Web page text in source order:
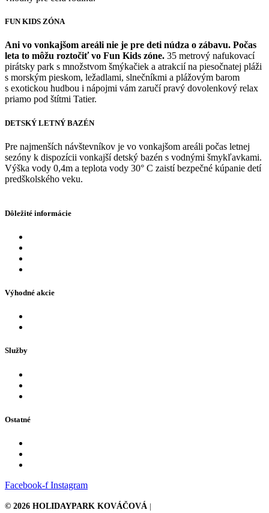
FUN KIDS ZÓNA
Ani vo vonkajšom areáli nie je pre deti núdza o zábavu. Počas
leta to môžu roztočiť vo Fun Kids zóne. 35 metrový nafukovací
pirátsky park s množstvom šmýkačiek a atrakcií na piesočnatej pláži
s morským pieskom, ležadlami, slnečníkmi a plážovým barom
s exotickou hudbou i nápojmi vám zaručí pravý dovolenkový relax
priamo pod štítmi Tatier.
DETSKÝ LETNÝ BAZÉN
Pre najmenších návštevníkov je vo vonkajšom areáli počas letnej
sezóny k dispozícii vonkajší detský bazén s vodnými šmykľavkami.
Výška vody 0,4m a teplota vody 30° C zaistí bezpečné kúpanie detí
predškolského veku.
Dôležité informácie
Výhodné akcie
Služby
Ostatné
Facebook-f Instagram
© 2026 HOLIDAYPARK KOVÁČOVÁ |